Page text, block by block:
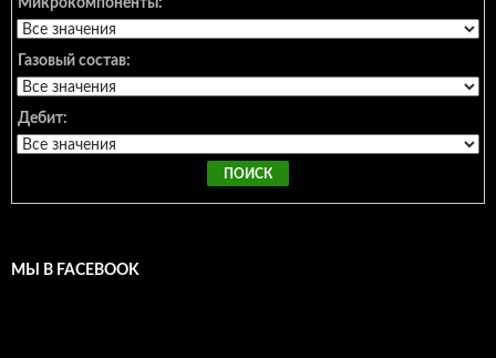
Газовый состав:
Дебит:
МЫ В FACEBOOK